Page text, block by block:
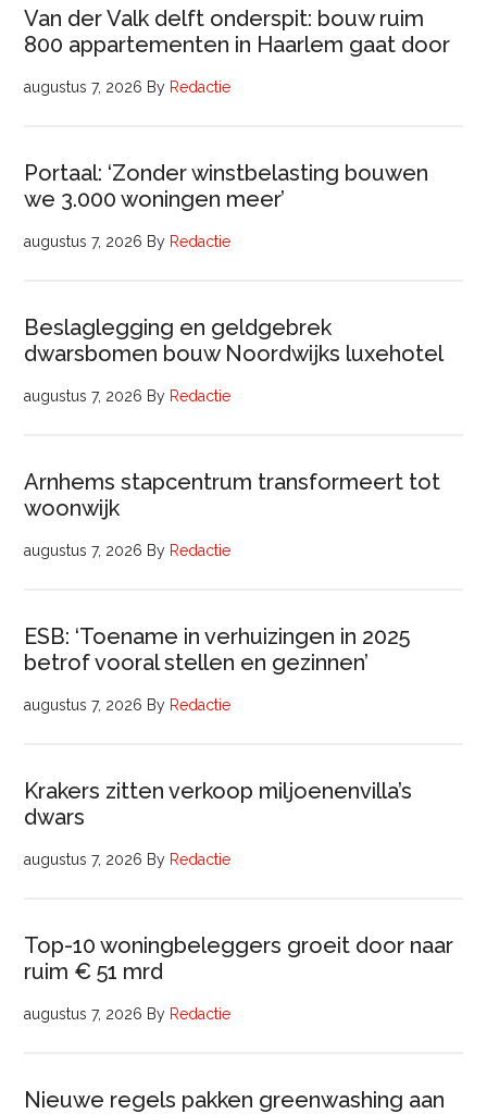
Van der Valk delft onderspit: bouw ruim
800 appartementen in Haarlem gaat door
augustus 7, 2026 By Redactie
Portaal: ‘Zonder winstbelasting bouwen
we 3.000 woningen meer’
augustus 7, 2026 By Redactie
Beslaglegging en geldgebrek
dwarsbomen bouw Noordwijks luxehotel
augustus 7, 2026 By Redactie
Arnhems stapcentrum transformeert tot
woonwijk
augustus 7, 2026 By Redactie
ESB: ‘Toename in verhuizingen in 2025
betrof vooral stellen en gezinnen’
augustus 7, 2026 By Redactie
Krakers zitten verkoop miljoenenvilla’s
dwars
augustus 7, 2026 By Redactie
Top-10 woningbeleggers groeit door naar
ruim € 51 mrd
augustus 7, 2026 By Redactie
Nieuwe regels pakken greenwashing aan